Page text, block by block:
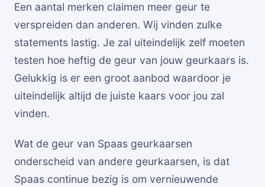
Een aantal merken claimen meer geur te
verspreiden dan anderen. Wij vinden zulke
statements lastig. Je zal uiteindelijk zelf moeten
testen hoe heftig de geur van jouw geurkaars is.
Gelukkig is er een groot aanbod waardoor je
uiteindelijk altijd de juiste kaars voor jou zal
vinden.
Wat de geur van Spaas geurkaarsen
onderscheid van andere geurkaarsen, is dat
Spaas continue bezig is om vernieuwende